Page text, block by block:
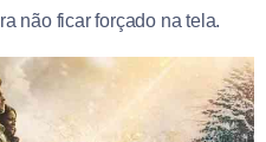
não ficar forçado na tela.